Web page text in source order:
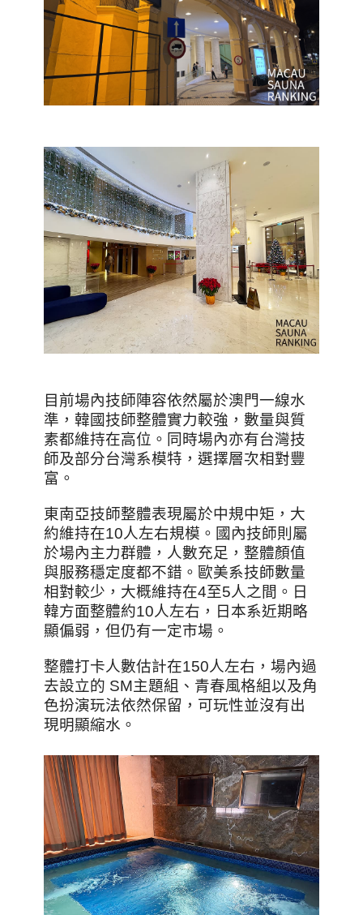
目前場內技師陣容依然屬於澳門一線水
準，韓國技師整體實力較強，數量與質
素都維持在高位。同時場內亦有台灣技
師及部分台灣系模特，選擇層次相對豐
富。
東南亞技師整體表現屬於中規中矩，大
約維持在10人左右規模。國內技師則屬
於場內主力群體，人數充足，整體顏值
與服務穩定度都不錯。歐美系技師數量
相對較少，大概維持在4至5人之間。日
韓方面整體約10人左右，日本系近期略
顯偏弱，但仍有一定市場。
整體打卡人數估計在150人左右，場內過
去設立的 SM主題組、青春風格組以及角
色扮演玩法依然保留，可玩性並沒有出
現明顯縮水。